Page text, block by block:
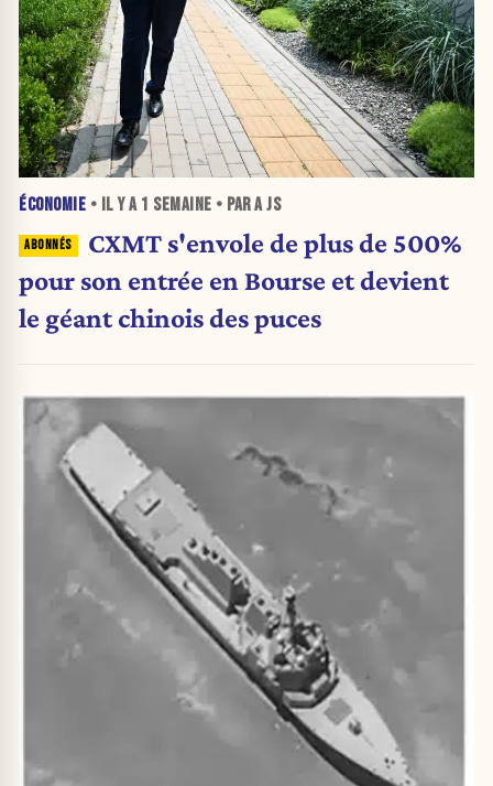
ÉCONOMIE • IL Y A 1 SEMAINE • PAR A JS
CXMT s'envole de plus de 500%
pour son entrée en Bourse et devient
le géant chinois des puces